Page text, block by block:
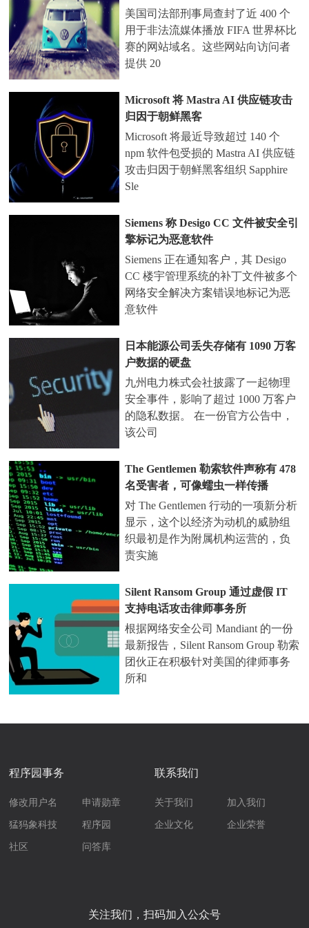
美国司法部刑事局查封了近 400 个
用于非法流媒体播放 FIFA 世界杯比
赛的网站域名。这些网站向访问者
提供 20
Microsoft 将 Mastra AI 供应链攻击
归因于朝鲜黑客
Microsoft 将最近导致超过 140 个
npm 软件包受损的 Mastra AI 供应链
攻击归因于朝鲜黑客组织 Sapphire
Sle
Siemens 称 Desigo CC 文件被安全引
擎标记为恶意软件
Siemens 正在通知客户，其 Desigo
CC 楼宇管理系统的补丁文件被多个
网络安全解决方案错误地标记为恶
意软件
日本能源公司丢失存储有 1090 万客
户数据的硬盘
九州电力株式会社披露了一起物理
安全事件，影响了超过 1000 万客户
的隐私数据。 在一份官方公告中，
该公司
The Gentlemen 勒索软件声称有 478
名受害者，可像蠕虫一样传播
对 The Gentlemen 行动的一项新分析
显示，这个以经济为动机的威胁组
织最初是作为附属机构运营的，负
责实施
Silent Ransom Group 通过虚假 IT
支持电话攻击律师事务所
根据网络安全公司 Mandiant 的一份
最新报告，Silent Ransom Group 勒索
团伙正在积极针对美国的律师事务
所和
程序园事务
修改用户名 申请勋章
猛犸象科技 程序园
社区 问答库
联系我们
关于我们 加入我们
企业文化 企业荣誉
关注我们，扫码加入公众号